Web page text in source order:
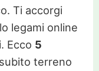
Ti accorgi
legami online
Ecco 5
terreno